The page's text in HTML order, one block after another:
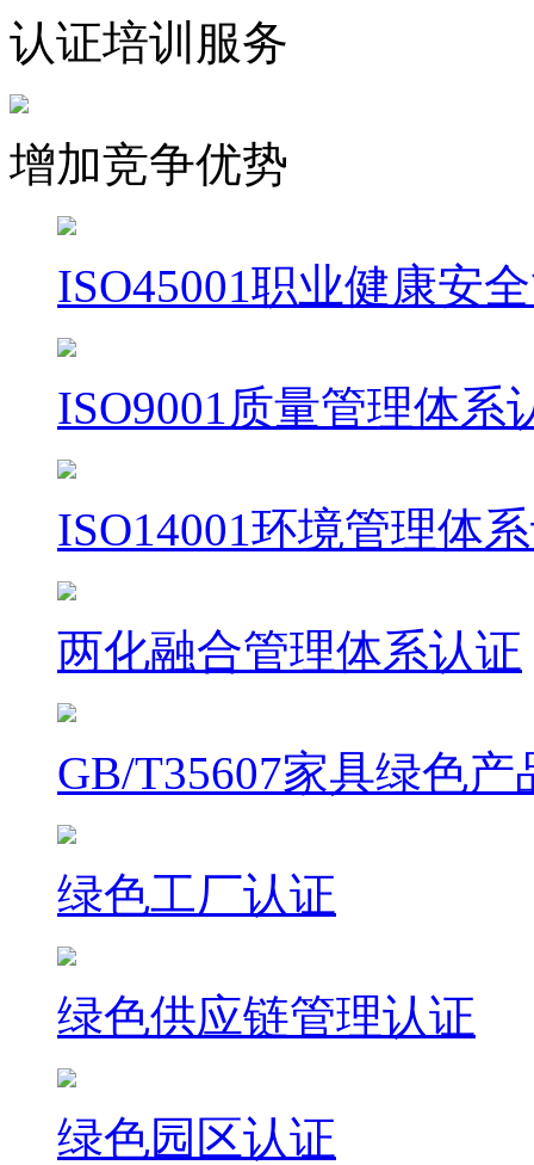
认证培训服务
增加竞争优势
ISO45001职业健康安
ISO9001质量管理体系
ISO14001环境管理体
两化融合管理体系认证
GB/T35607家具绿色产
绿色工厂认证
绿色供应链管理认证
绿色园区认证